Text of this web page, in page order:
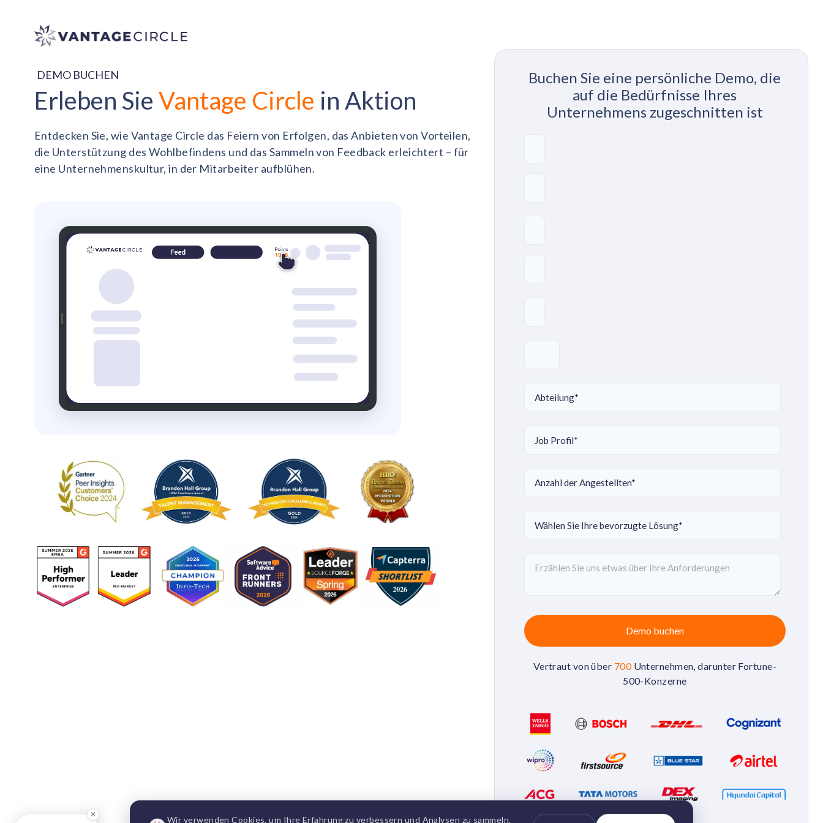
DEMO BUCHEN
Erleben Sie Vantage Circle in Aktion
Entdecken Sie, wie Vantage Circle das Feiern von Erfolgen, das Anbieten von Vorteilen,
die Unterstützung des Wohlbefindens und das Sammeln von Feedback erleichtert – für
eine Unternehmenskultur, in der Mitarbeiter aufblühen.
Buchen Sie eine persönliche Demo, die
auf die Bedürfnisse Ihres
Unternehmens zugeschnitten ist
Vertraut von über 700Unternehmen, darunter Fortune-
500-Konzerne
✕
Wir verwenden Cookies, um Ihre Erfahrung zu verbessern und Analysen zu sammeln.